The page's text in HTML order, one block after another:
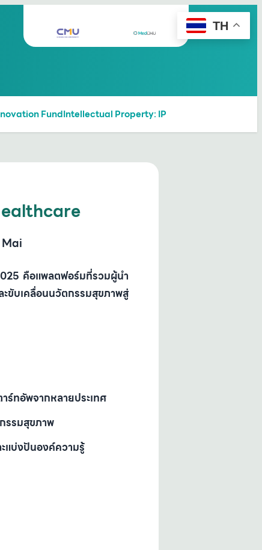
FundIntellectual Property: IP
คือแพลตฟอร์มที่รวมผู้นำ
ขับเคลื่อนนวัตกรรมสุขภาพสู่
ร์ทอัพจากหลายประเทศ
รรมสุขภาพ
ะแบ่งปันองค์ความรู้
TH